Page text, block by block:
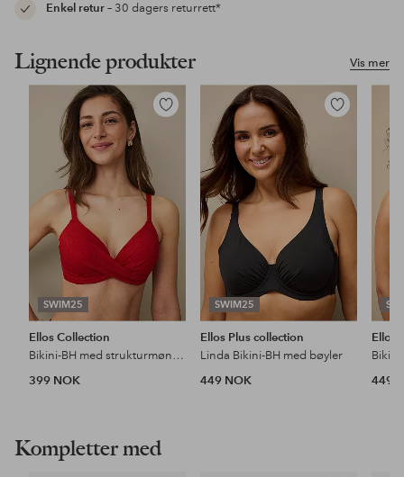
Enkel retur– 30 dagers returrett*
Vis mer
Lignende produkter
SWIM25
Legg
Ellos Collection
Bikini-BH med strukturmønster
399 NOK
SWIM25
Legg
Ellos Plus collection
Linda Bikini-BH med bøyler
449 NOK
Ellos
449
Kompletter med